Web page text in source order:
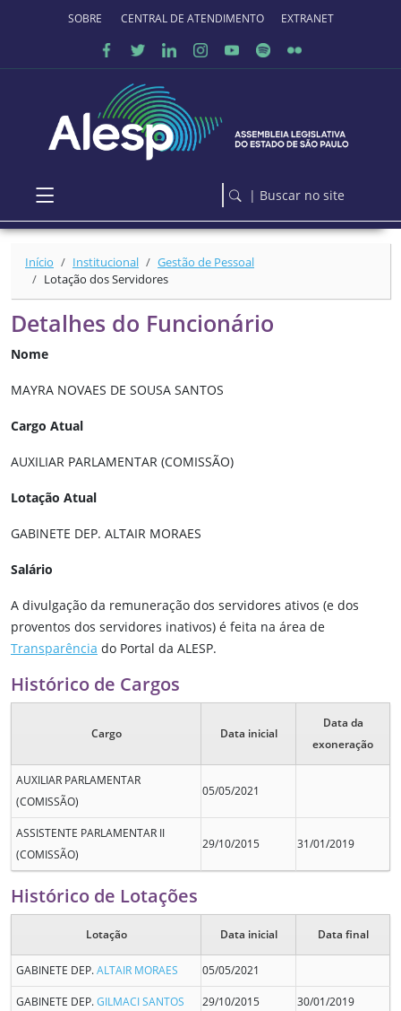
Ir para o conteúdo principal
SOBRE O PORTALCENTRAL DE ATENDIMENTO EXTRANET
| Buscar no site
Início Institucional
Gestão de Pessoal
Lotação dos Servidores
Detalhes do Funcionário
Nome
MAYRA NOVAES DE SOUSA SANTOS
Cargo Atual
AUXILIAR PARLAMENTAR (COMISSÃO)
Lotação Atual
GABINETE DEP. ALTAIR MORAES
Salário
A divulgação da remuneração dos servidores ativos (e dos
proventos dos servidores inativos) é feita na área de
Transparência do Portal da ALESP.
Histórico de Cargos
Cargo Data inicial
Data da
exoneração
AUXILIAR PARLAMENTAR
(COMISSÃO)
05/05/2021
ASSISTENTE PARLAMENTAR II
(COMISSÃO)
29/10/2015 31/01/2019
Histórico de Lotações
Lotação Data inicial Data final
GABINETE DEP.ALTAIR MORAES 05/05/2021
GABINETE DEP.GILMACI SANTOS 29/10/2015 30/01/2019